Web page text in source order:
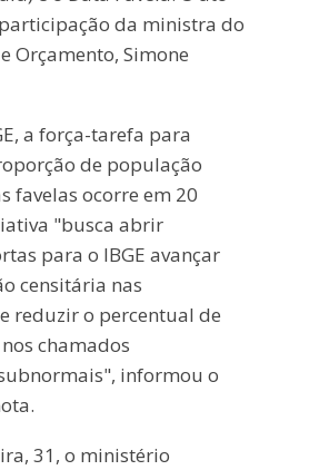
da ministra do
Orçamento, Simone
a força-tarefa para
de população
favelas ocorre em 20
"busca abrir
para o IBGE avançar
censitária nas
reduzir o percentual de
chamados
informou o
31, o ministério